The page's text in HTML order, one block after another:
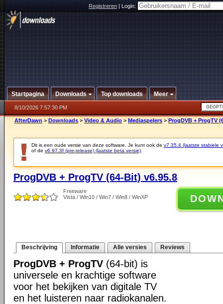
Registreren|Login:
Startpagina Downloads Top downloads Meer
8/10/2026 7:57:30 PM
AfterDawn > Downloads > Video & Audio > Mediaspelers > ProgDVB + ProgTV
Dit is een oude versie van deze software. Je kunt ook de v7.35.4 (laatste stabiele
of de v6.97.3f (pre-release) (laatste beta versie)
ProgDVB + ProgTV (64-Bit) v6.95.8
Freeware
Vista / Win10 / Win7 / Win8 / WinXP
Beschrijving Informatie Alle versies Reviews
ProgDVB + ProgTV (64-bit) is
universele en krachtige software
voor het bekijken van digitale TV
en het luisteren naar radiokanalen.